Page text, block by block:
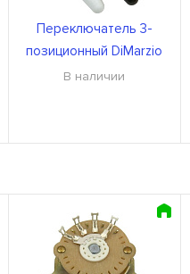
Переключатель 3-
позиционный DiMarzio
EP1105
В наличии